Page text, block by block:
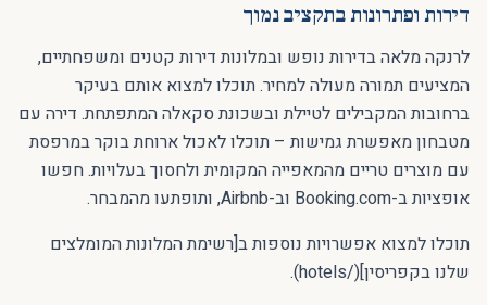
דירות ופתרונות בתקציב נמוך
לרנקה מלאה בדירות נופש ובמלונות דירות קטנים ומשפחתיים,
המציעים תמורה מעולה למחיר. תוכלו למצוא אותם בעיקר
ברחובות המקבילים לטיילת ובשכונת סקאלה המתפתחת. דירה עם
מטבחון מאפשרת גמישות – תוכלו לאכול ארוחת בוקר במרפסת
עם מוצרים טריים מהמאפייה המקומית ולחסוך בעלויות. חפשו
אופציות ב-Booking.com וב-Airbnb, ותופתעו מהמבחר.
תוכלו למצוא אפשרויות נוספות ב[רשימת המלונות המומלצים
שלנו בקפריסין](/hotels).